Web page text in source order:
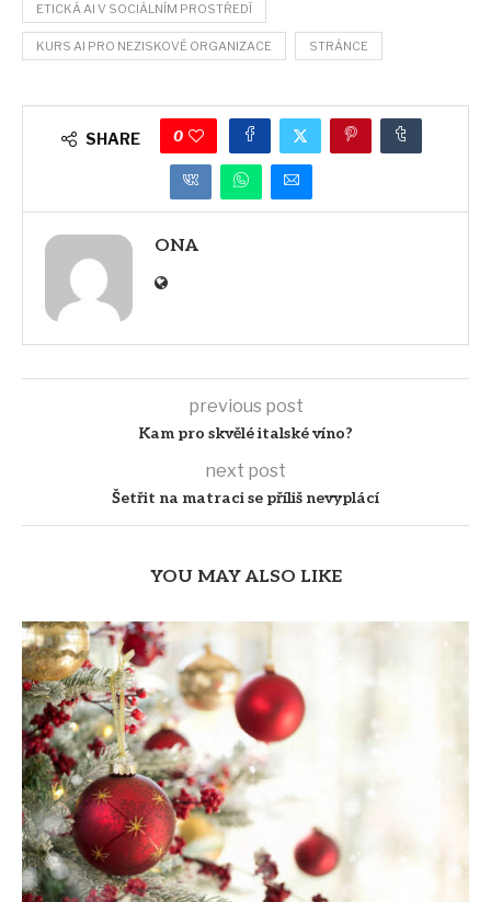
ETICKÁ AI V SOCIÁLNÍM PROSTŘEDÍ
KURS AI PRO NEZISKOVÉ ORGANIZACE STRÁNCE
SHARE 0
ONA
previous post
Kam pro skvělé italské víno?
next post
Šetřit na matraci se příliš nevyplácí
YOU MAY ALSO LIKE